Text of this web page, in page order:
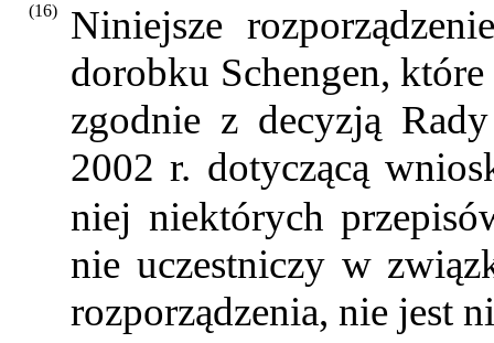
(16)
Niniejsze
dorobku Schengen,
zgodnie z decyzją
2002 r. dotyczącą
niej niektórych
nie uczestniczy w
rozporządzenia, nie jest